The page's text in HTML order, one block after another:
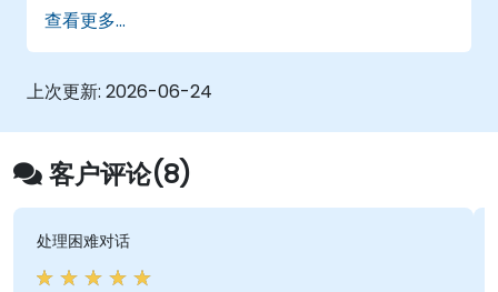
查看更多...
上次更新: 2026-06-24
客户评论(8)